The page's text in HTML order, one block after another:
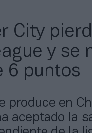
City
y se
6 puntos
produce en
aceptado la